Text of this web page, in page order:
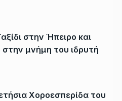
στην Ήπειρο και
μνήμη του ιδρυτή
Χοροεσπερίδα του